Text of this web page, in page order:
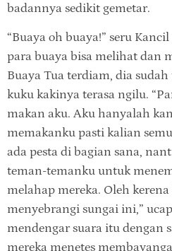
badannya sedikit gemetar.
“Buaya oh buaya!” seru
para buaya bisa melihat dan
Buaya Tua terdiam, dia
kuku kakinya terasa ngilu.
makan aku. Aku hanyalah
memakanku pasti kalian
ada pesta di bagian sana,
teman-temanku untuk
melahap mereka. Oleh
menyebrangi sungai ini,”
mendengar suara itu dengan
mereka menetes